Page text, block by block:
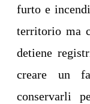
furto e
territorio ma
detiene
creare un
conservarli